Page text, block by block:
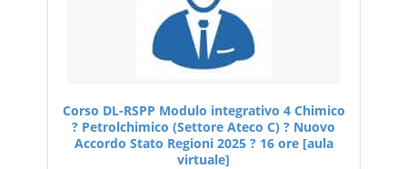
Corso DL-RSPP Modulo integrativo 4 Chimico
? Petrolchimico (Settore Ateco C) ? Nuovo
Accordo Stato Regioni 2025 ? 16 ore [aula
virtuale]